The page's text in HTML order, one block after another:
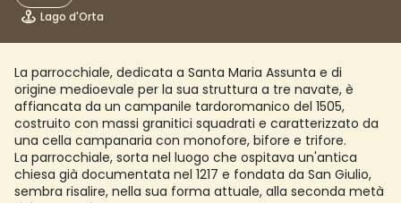
Lago d'Orta
La parrocchiale, dedicata a Santa Maria Assunta e di
origine medioevale per la sua struttura a tre navate, è
affiancata da un campanile tardoromanico del 1505,
costruito con massi granitici squadrati e caratterizzato da
una cella campanaria con monofore, bifore e trifore.
La parrocchiale, sorta nel luogo che ospitava un'antica
chiesa già documentata nel 1217 e fondata da San Giulio,
sembra risalire, nella sua forma attuale, alla seconda metà